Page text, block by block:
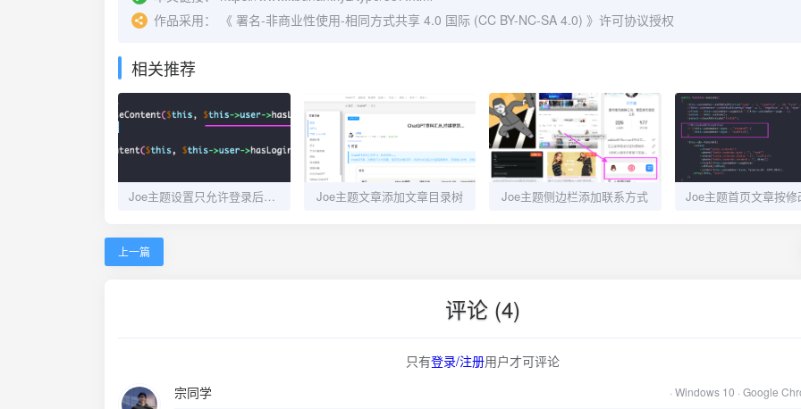
作品采用：
《 署名-非商业性使用-相同方式共享 4.0 国际 (CC BY-NC-SA 4.0) 》许可协议授权
相关推荐
Joe主题设置只允许登录后评论 Joe主题文章添加文章目录树 Joe主题侧边栏添加联系方式
上一篇
评论 (4)
只有登录/注册用户才可评论
宗同学
· Windows 10 · Google